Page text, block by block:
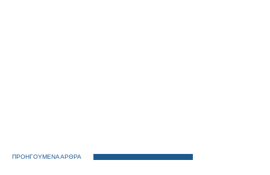
ΠΡΟΗΓΟΥΜΕΝΑ ΑΡΘΡΑ